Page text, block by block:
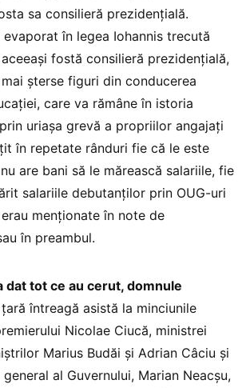
sa consilieră prezidențială.
evaporat în legea Iohannis trecută
fostă consilieră prezidențială,
șterse figuri din conducerea
care va rămâne în istoria
uriașa grevă a propriilor angajați
în repetate rânduri fie că le este
are bani să le mărească salariile, fie
salariile debutanților prin OUG-uri
menționate în note de
în preambul.
dat tot ce au cerut, domnule
țară întreagă asistă la minciunile
Nicolae Ciucă, ministrei
Marius Budăi și Adrian Câciu și
al Guvernului, Marian Neacșu,